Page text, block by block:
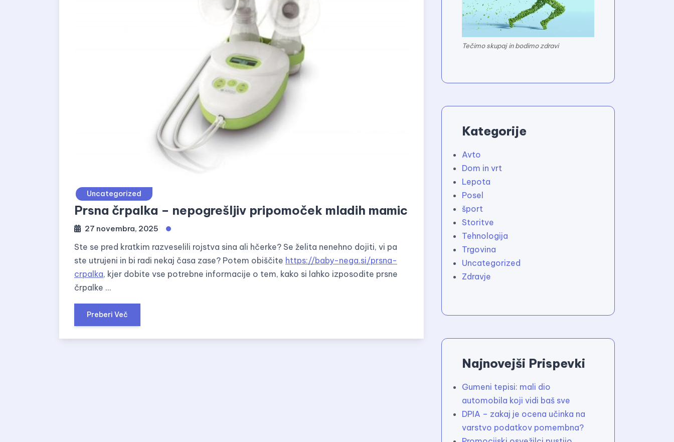
Uncategorized
Prsna črpalka – nepogrešljiv pripomoček mladih mamic
27 novembra, 2025
Ste se pred kratkim razveselili rojstva sina ali hčerke? Se želita nenehno dojiti, vi pa
ste utrujeni in bi radi nekaj časa zase? Potem obiščite https://baby-nega.si/prsna-
crpalka, kjer dobite vse potrebne informacije o tem, kako si lahko izposodite prsne
črpalke …
Preberi Več
Tečimo skupaj in bodimo zdravi
Kategorije
Avto
Dom in vrt
Lepota
Posel
šport
Storitve
Tehnologija
Trgovina
Uncategorized
Zdravje
Najnovejši Prispevki
Gumeni tepisi: mali dio
automobila koji vidi baš sve
DPIA – zakaj je ocena učinka na
varstvo podatkov pomembna?